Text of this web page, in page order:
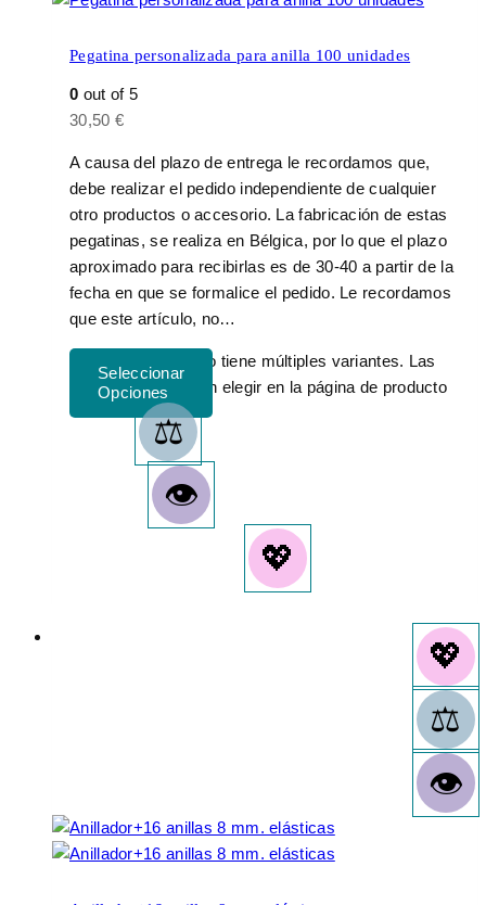
Pegatina personalizada para anilla 100 unidades
0 out of 5
30,50 €
A causa del plazo de entrega le recordamos que,
debe realizar el pedido independiente de cualquier
otro productos o accesorio. La fabricación de estas
pegatinas, se realiza en Bélgica, por lo que el plazo
aproximado para recibirlas es de 30-40 a partir de la
fecha en que se formalice el pedido. Le recordamos
que este artículo, no…
Este producto tiene múltiples variantes. Las
opciones se pueden elegir en la página de producto